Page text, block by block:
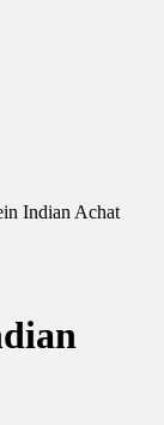
Indian Achat